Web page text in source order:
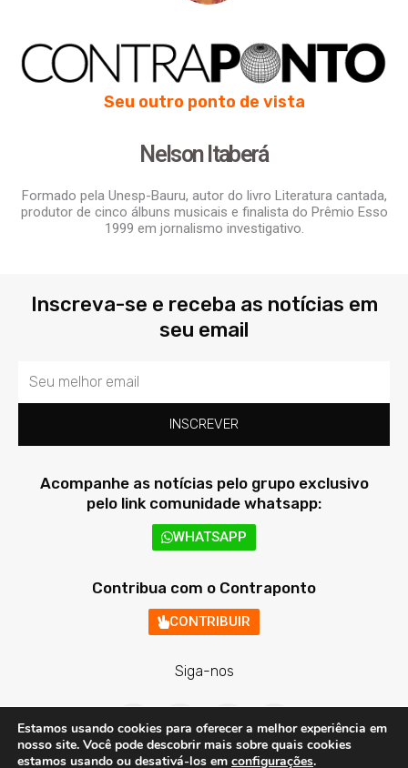
Seu outro ponto de vista
Nelson Itaberá
Formado pela Unesp-Bauru, autor do livro Literatura cantada,
produtor de cinco álbuns musicais e finalista do Prêmio Esso
1999 em jornalismo investigativo.
Inscreva-se e receba as notícias em
seu email
Email
INSCREVER
Acompanhe as notícias pelo grupo exclusivo
pelo link comunidade whatsapp:
WHATSAPP
Contribua com o Contraponto
CONTRIBUIR
Siga-nos
F
a
c
e
T
w
i
t
I
n
s
t
Y
o
u
t
Estamos usando cookies para oferecer a melhor experiência em
nosso site. Você pode descobrir mais sobre quais cookies
estamos usando ou desativá-los em configurações.